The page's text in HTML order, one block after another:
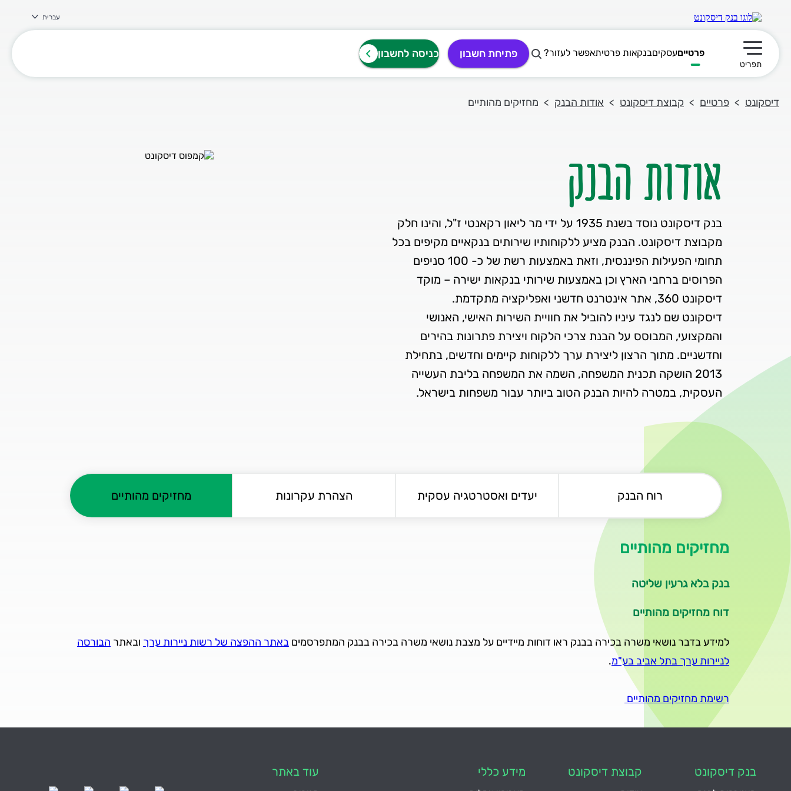
עברית
תפריט ראשי
תפריט
פרטייםעסקיםבנקאות פרטיתאפשר לעזור? פתיחת חשבון כניסה לחשבון
דיסקונט פרטיים קבוצת דיסקונט אודות הבנק מחזיקים מהותיים
אודות הבנק
בנק דיסקונט נוסד בשנת 1935 על ידי מר ליאון רקאנטי ז"ל, והינו חלק
מקבוצת דיסקונט. הבנק מציע ללקוחותיו שירותים בנקאיים מקיפים בכל
תחומי הפעילות הפיננסית, וזאת באמצעות רשת של כ- 100 סניפים
הפרוסים ברחבי הארץ וכן באמצעות שירותי בנקאות ישירה – מוקד
דיסקונט שם לנגד עיניו להוביל את חוויית השירות האישי, האנושי
והמקצועי, המבוסס על הבנת צרכי הלקוח ויצירת פתרונות בהירים
וחדשניים. מתוך הרצון ליצירת ערך ללקוחות קיימים וחדשים, בתחילת
2013 הושקה תכנית המשפחה, השמה את המשפחה בליבת העשייה
העסקית, במטרה להיות הבנק הטוב ביותר עבור משפחות בישראל.
רוח הבנק יעדים ואסטרטגיה עסקית הצהרת עקרונות מחזיקים מהותיים
מחזיקים מהותיים
בנק בלא גרעין שליטה
דוח מחזיקים מהותיים
למידע בדבר נושאי משרה בכירה בבנק ראו דוחות מיידיים על מצבת נושאי משרה בכירה בבנק המתפרסמים באתר ההפצה של רשות ניירות ערך ובאתר הבורסה
לניירות ערך בתל אביב בע"מ.
רשימת מחזיקים מהותיים
בנק דיסקונט קבוצת דיסקונט מידע כללי עוד באתר